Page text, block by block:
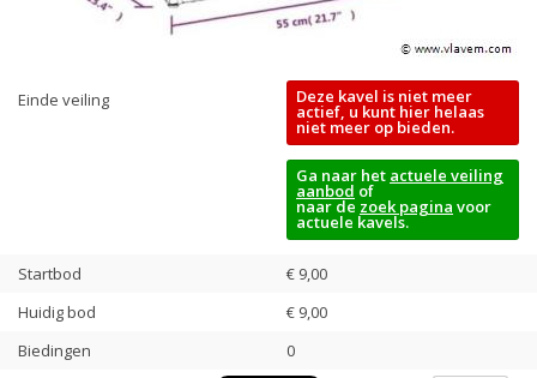
Einde veiling Deze kavel is niet meer
actief, u kunt hier helaas
niet meer op bieden.
Ga naar het actuele veiling
aanbod of
naar de zoek pagina voor
actuele kavels.
Startbod
€ 9,00
Huidig bod
€ 9,00
Biedingen
0